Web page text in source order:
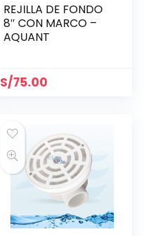
REJILLA DE FONDO
8″ CON MARCO –
AQUANT
S/75.00